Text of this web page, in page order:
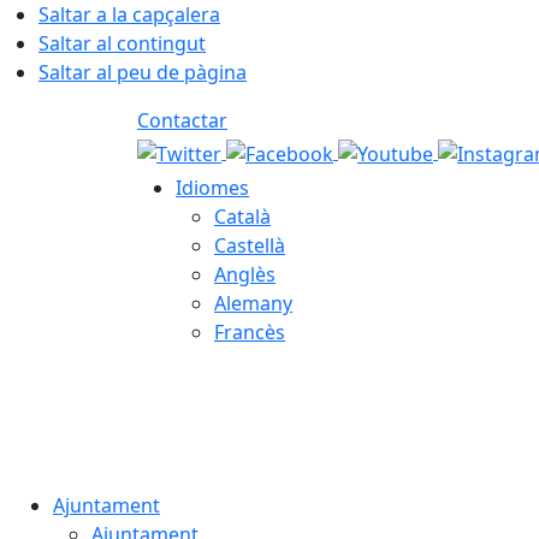
Saltar a la capçalera
Saltar al contingut
Saltar al peu de pàgina
Contactar
Idiomes
Català
Castellà
Anglès
Alemany
Francès
Ajuntament